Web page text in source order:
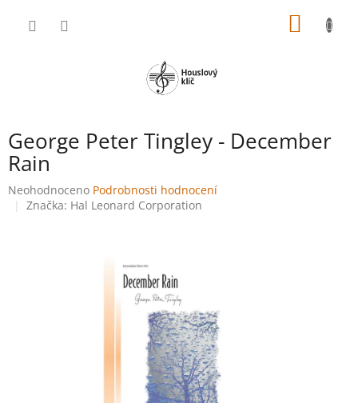
George Peter Tingley - December
Rain
Průměrné
hodnocení
Neohodnoceno Podrobnosti hodnocení
Značka: Hal Leonard Corporation